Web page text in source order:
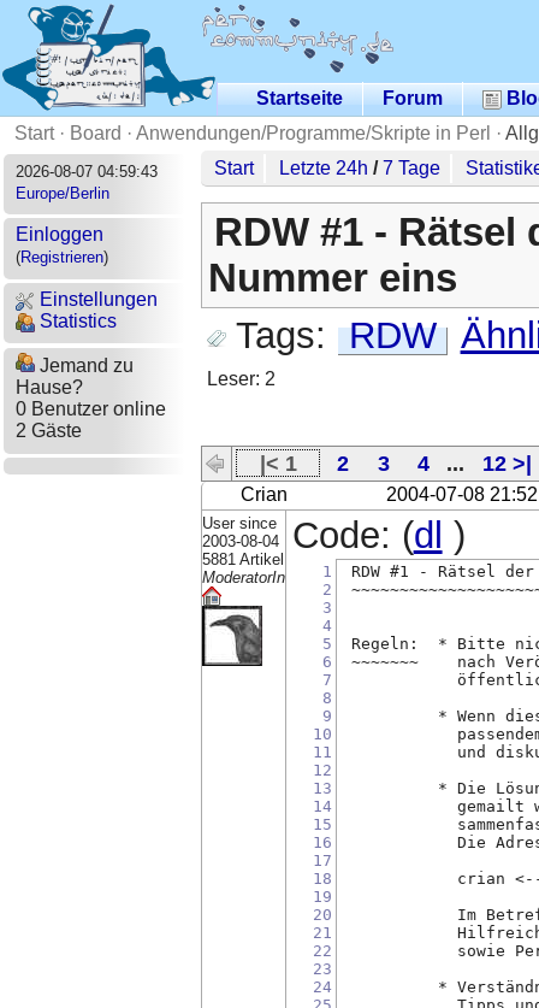
Startseite Forum
Start· Board · Anwendungen/Programme/Skripte in Perl ·
2026-08-07 04:59:43
Europe/Berlin
Einloggen
(Registrieren)
Einstellungen
Statistics
Jemand zu
Hause?
0 Benutzer online
2 Gäste
Start Letzte 24h /7 Tage
RDW #1 - Rätsel
Nummer eins
Tags: RDW
Leser: 2
|< 1 2 3 4 ... 12 >|
Crian 2004-07-08 21:52
User since
2003-08-04
5881 Artikel
ModeratorIn
Code: (dl )
1
2
3
4
5
6
7
8
9
10
11
12
13
14
15
16
17
18
19
20
21
22
23
24
RDW #1 - Rätsel der
Regeln:  * Bitte
~~~~~~~    nach
* Wenn
und
* Die
gemailt
Die
crian
Im
sowie
*